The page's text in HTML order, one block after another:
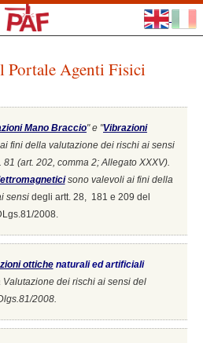
Portale Agenti Fisici
Mano Braccio" e "Vibrazioni
fini della valutazione dei rischi ai sensi
(art. 202, comma 2; Allegato XXXV).
sono valevoli ai fini della
sensi degli artt. 28, 181 e 209 del
2008.
ottiche naturali ed artificiali
dei rischi ai sensi del
2008.